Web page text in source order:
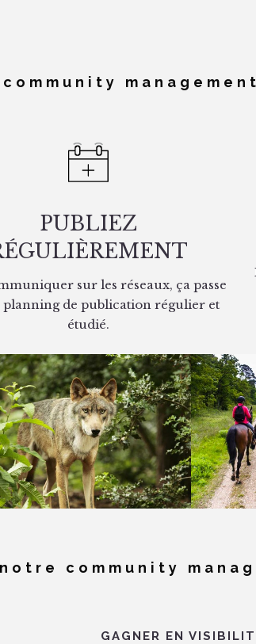
PUBLIEZ
sur les réseaux, ça passe
de publication régulier et
étudié.
community
GAGNER EN